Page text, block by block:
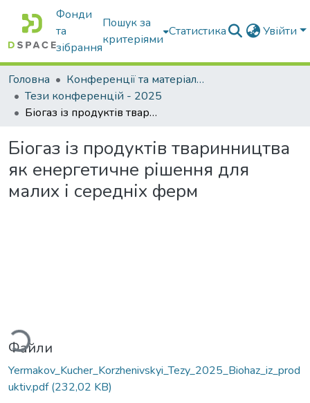
Фонди
та
зібрання
Пошук за
критеріями
Статистика Увійти
Головна
Конференції та матеріали конференцій
Тези конференцій - 2025
Біогаз із продуктів тваринництва як енергетичне рішення для малих і середніх ферм
Біогаз із продуктів тваринництва
як енергетичне рішення для
малих і середніх ферм
Файли
Yermakov_Kucher_Korzhenivskyi_Tezy_2025_Biohaz_iz_prod
uktiv.pdf(232,02 KB)